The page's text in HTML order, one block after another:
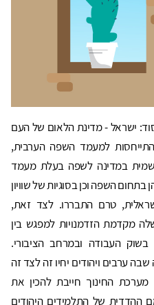
חוק-יסוד: ישראל - מדינת הלאום של העם
ישנה התייחסות למעמד השפה הערבית,
במדינה לשפה בעלת מעמד
השפה וכן בסוגיות של שוויון
טרם התבררו. לצד זאת,
מקדמת הזדמנויות למפגש בין
העבודה ובמרחב הציבורי.
ערבים ויהודים יחיו זה לצד זה
החינוך חייבת להכין את
ההדדית של התלמידים היהודים